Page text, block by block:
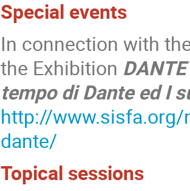
Special events
In connection with
the Exhibition
tempo di Dante ed I
http://www.sisfa.org/
dante/
Topical sessions